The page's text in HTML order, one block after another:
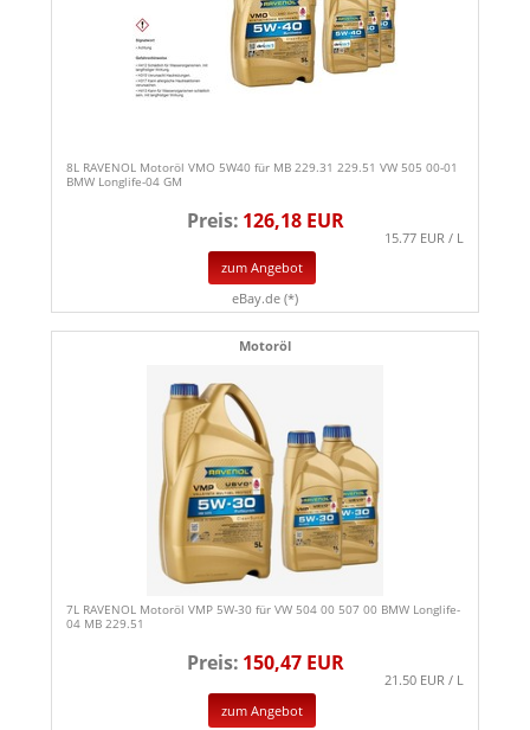
8L RAVENOL Motoröl VMO 5W40 für MB 229.31 229.51 VW 505 00-01
BMW Longlife-04 GM
Preis: 126,18 EUR
15.77 EUR / L
zum Angebot
eBay.de (*)
Motoröl
7L RAVENOL Motoröl VMP 5W-30 für VW 504 00 507 00 BMW Longlife-
04 MB 229.51
Preis: 150,47 EUR
21.50 EUR / L
zum Angebot